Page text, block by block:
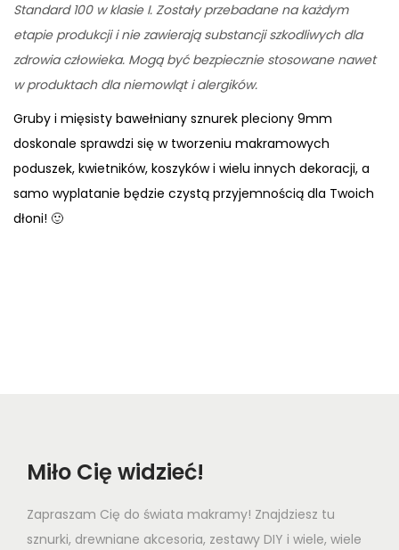
Standard 100 w klasie I. Zostały przebadane na każdym
etapie produkcji i nie zawierają substancji szkodliwych dla
zdrowia człowieka. Mogą być bezpiecznie stosowane nawet
w produktach dla niemowląt i alergików.
Gruby i mięsisty bawełniany sznurek pleciony 9mm
doskonale sprawdzi się w tworzeniu makramowych
poduszek, kwietników, koszyków i wielu innych dekoracji, a
samo wyplatanie będzie czystą przyjemnością dla Twoich
dłoni! 🙂
Miło Cię widzieć!
Zapraszam Cię do świata makramy! Znajdziesz tu
sznurki, drewniane akcesoria, zestawy DIY i wiele, wiele